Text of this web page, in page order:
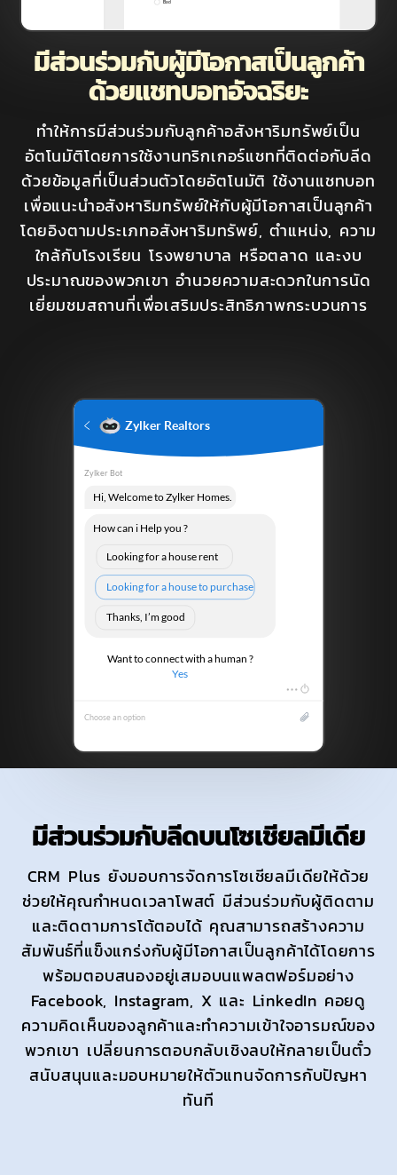
มีส่วนร่วมกับผู้มีโอกาสเป็นลูกค้า
ด้วยแชทบอทอัจฉริยะ
ทำให้การมีส่วนร่วมกับลูกค้าอสังหาริมทรัพย์เป็น
อัตโนมัติโดยการใช้งานทริกเกอร์แชทที่ติดต่อกับลีด
ด้วยข้อมูลที่เป็นส่วนตัวโดยอัตโนมัติ ใช้งานแชทบอท
เพื่อแนะนำอสังหาริมทรัพย์ให้กับผู้มีโอกาสเป็นลูกค้า
โดยอิงตามประเภทอสังหาริมทรัพย์, ตำแหน่ง, ความ
ใกล้กับโรงเรียน โรงพยาบาล หรือตลาด และงบ
ประมาณของพวกเขา อำนวยความสะดวกในการนัด
เยี่ยมชมสถานที่เพื่อเสริมประสิทธิภาพกระบวนการ
มีส่วนร่วมกับลีดบนโซเชียลมีเดีย
CRM Plus ยังมอบการจัดการโซเชียลมีเดียให้ด้วย
ช่วยให้คุณกำหนดเวลาโพสต์ มีส่วนร่วมกับผู้ติดตาม
และติดตามการโต้ตอบได้ คุณสามารถสร้างความ
สัมพันธ์ที่แข็งแกร่งกับผู้มีโอกาสเป็นลูกค้าได้โดยการ
พร้อมตอบสนองอยู่เสมอบนแพลตฟอร์มอย่าง
Facebook, Instagram, X และ LinkedIn คอยดู
ความคิดเห็นของลูกค้าและทำความเข้าใจอารมณ์ของ
พวกเขา เปลี่ยนการตอบกลับเชิงลบให้กลายเป็นตั๋ว
สนับสนุนและมอบหมายให้ตัวแทนจัดการกับปัญหา
ทันที